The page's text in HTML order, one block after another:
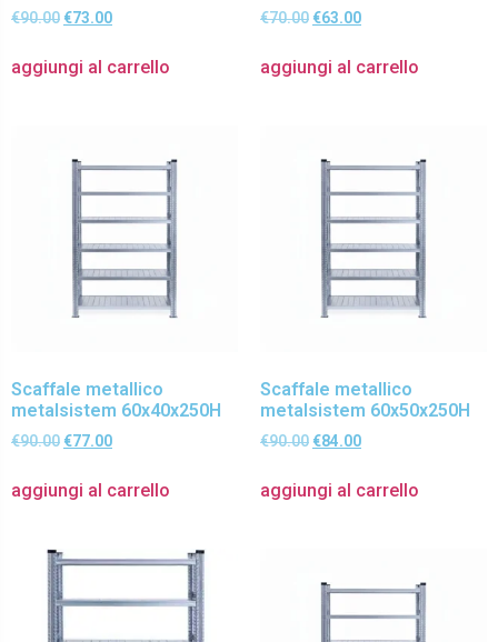
€90.00 €73.00
aggiungi al carrello
€70.00 €63.00
aggiungi al carrello
Scaffale metallico
metalsistem 60x40x250H
€90.00 €77.00
aggiungi al carrello
Scaffale metallico
metalsistem 60x50x250H
€90.00 €84.00
aggiungi al carrello